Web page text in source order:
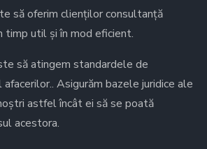
să oferim clienților consultanță
timp util și în mod eficient.
să atingem standardele de
Asigurăm bazele juridice ale
astfel încât ei să se poată
acestora.